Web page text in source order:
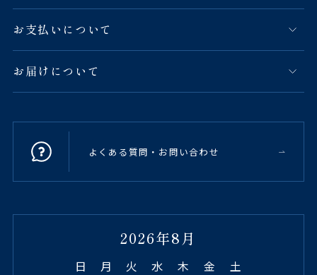
お支払いについて
お届けについて
よくある質問・お問い合わせ
2026年8月
日 月 火 水 木 金 土